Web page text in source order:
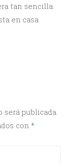
tan sencilla.
en casa.
publicada.
con *